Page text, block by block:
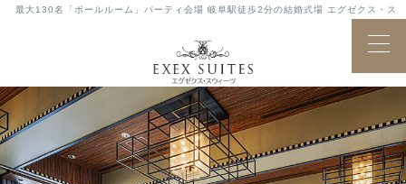
最大130名「ボールルーム」パーティ会場 岐阜駅徒歩2分の結婚式場 エグゼクス・ス